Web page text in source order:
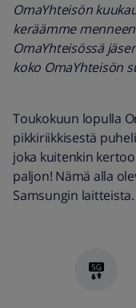
OmaYhteisön
keräämme
OmaYhteisössä
koko OmaYhteisön
Toukokuun lopulla
pikkiriikkisestä
joka kuitenkin
paljon! Nämä alla
Samsungin laitteista.